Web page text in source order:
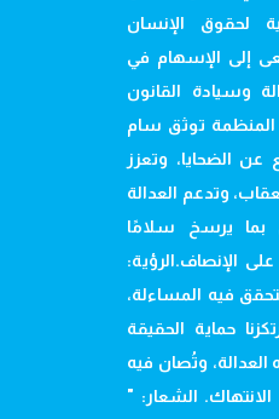
لحقوق الإنسان
إلى الإسهام في
وسيادة القانون
المنظمة توثق سام
عن الضحايا، وتعزز
وتدعم العدالة
بما يرسخ سلامًا
الإنصاف.الرؤية:
فيه المساءلة،
حماية الحقيقة
العدالة، وتُصان فيه
الشعار: "